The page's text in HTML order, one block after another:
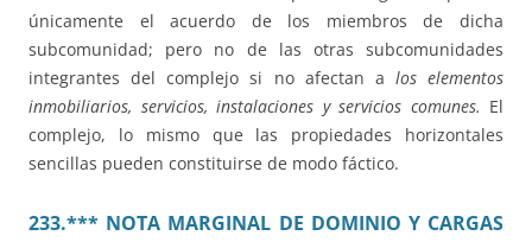
únicamente el acuerdo de los miembros de dicha
subcomunidad; pero no de las otras subcomunidades
integrantes del complejo si no afectan a los elementos
inmobiliarios, servicios, instalaciones y servicios comunes. El
complejo, lo mismo que las propiedades horizontales
sencillas pueden constituirse de modo fáctico.
233.*** NOTA MARGINAL DE DOMINIO Y CARGAS